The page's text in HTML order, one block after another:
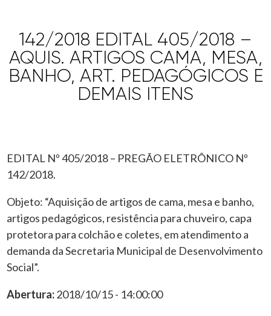
142/2018 EDITAL 405/2018 –
AQUIS. ARTIGOS CAMA, MESA,
BANHO, ART. PEDAGÓGICOS E
DEMAIS ITENS
EDITAL Nº 405/2018 – PREGÃO ELETRÔNICO Nº
142/2018.
Objeto: “Aquisição de artigos de cama, mesa e banho,
artigos pedagógicos, resistência para chuveiro, capa
protetora para colchão e coletes, em atendimento a
demanda da Secretaria Municipal de Desenvolvimento
Social”.
Abertura:2018/10/15 - 14:00:00